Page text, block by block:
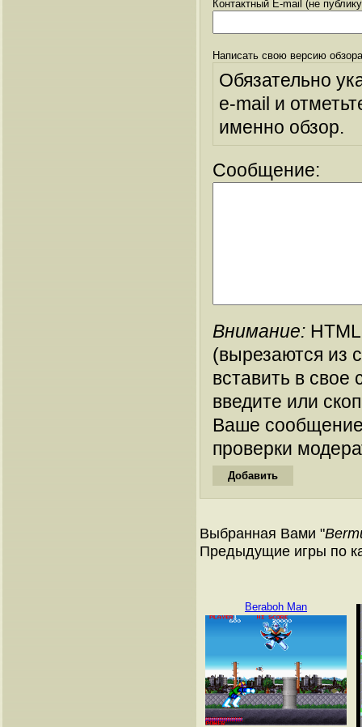
Контактный E-mail (не
Написать свою версию
Обязательно
e-mail и
именно обзор.
Сообщение:
Внимание:
(вырезаются из
вставить в
введите или
Ваше
проверки
Выбранная Вами "
Предыдущие игры по
Beraboh Man